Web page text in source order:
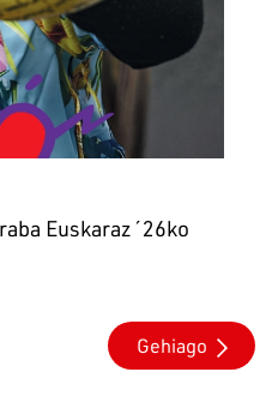
Euskaraz´26ko
Gehiago